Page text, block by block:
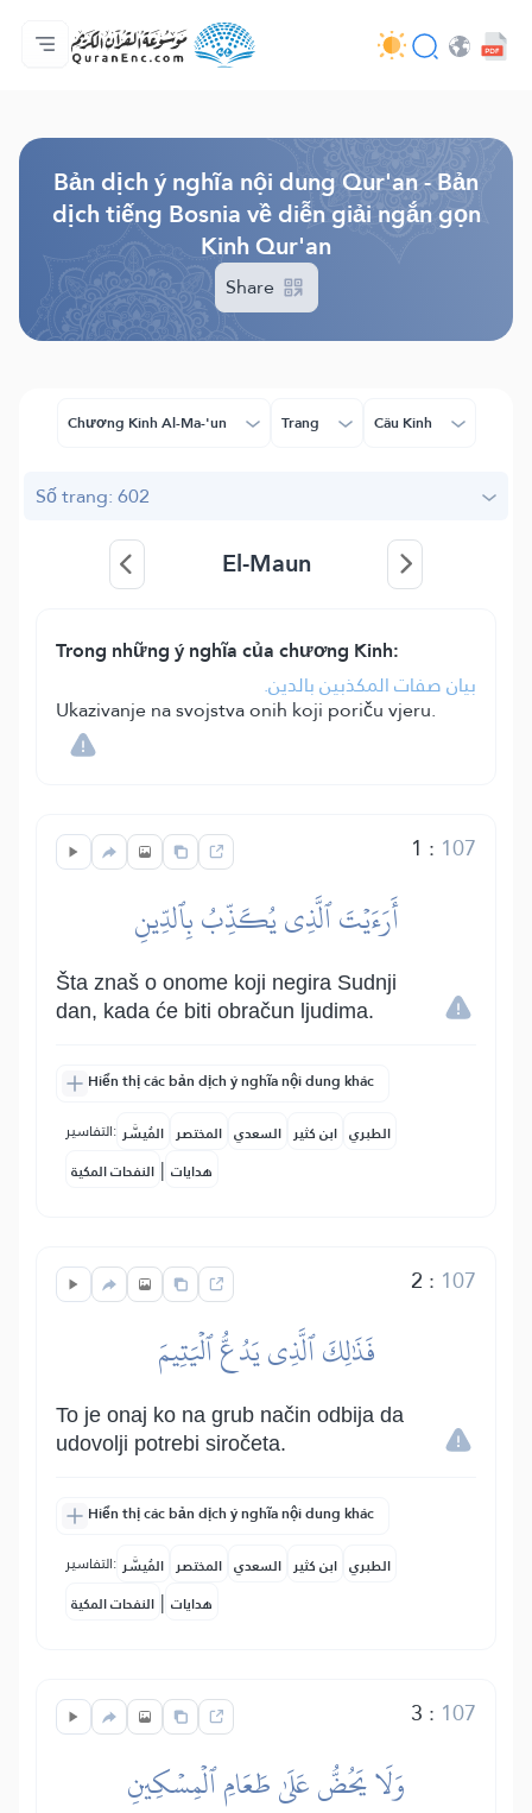
Trang chủ
Mục lục các bản dịch
Audio
Các dịch vụ của nhà phát triển - API
Về dự án
Liên hệ với chúng tôi
Ngôn ngữ
Bản dịch ý nghĩa nội dung Qur'an - Bản
dịch tiếng Bosnia về diễn giải ngắn gọn
Kinh Qur'an
Share
Chương Kinh Al-Ma-'un Trang Câu Kinh
Số trang: 602
El-Maun
Trong những ý nghĩa của chương Kinh:
بيان صفات المكذبين بالدين.
Ukazivanje na svojstva onih koji poriču vjeru.
1 : 107
أَرَءَيۡتَ ٱلَّذِي يُكَذِّبُ بِٱلدِّينِ
Šta znaš o onome koji negira Sudnji
dan, kada će biti obračun ljudima.
Hiển thị các bản dịch ý nghĩa nội dung khác
التفاسير: المُيسَّر المختصر السعدي ابن كثير الطبري
النفحات المكية | هدايات
2 : 107
فَذَٰلِكَ ٱلَّذِي يَدُعُّ ٱلۡيَتِيمَ
To je onaj ko na grub način odbija da
udovolji potrebi siročeta.
Hiển thị các bản dịch ý nghĩa nội dung khác
التفاسير: المُيسَّر المختصر السعدي ابن كثير الطبري
النفحات المكية | هدايات
3 : 107
وَلَا يَحُضُّ عَلَىٰ طَعَامِ ٱلۡمِسۡكِينِ